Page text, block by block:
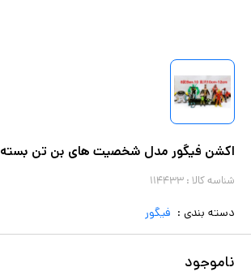
اکشن فیگور مدل شخصیت های بن تن بسته 9 عددی
شناسه کالا : ۱۱۴۴۳۳
دسته بندی : فیگور
ناموجود